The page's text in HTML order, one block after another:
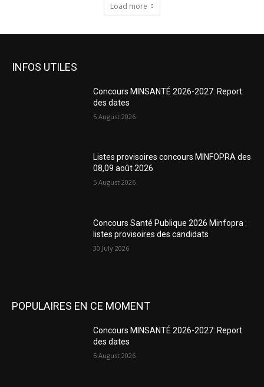
Load more
INFOS UTILES
Concours MINSANTÉ 2026-2027: Report
des dates
5 August 2026
Listes provisoires concours MINFOPRA des
08,09 août 2026
5 August 2026
Concours Santé Publique 2026 Minfopra :
listes provisoires des candidats
30 July 2026
POPULAIRES EN CE MOMENT
Concours MINSANTÉ 2026-2027: Report
des dates
5 August 2026